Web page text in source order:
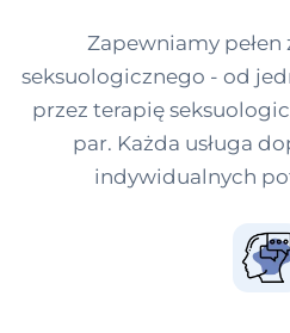
Zapewniamy pełen
seksuologicznego - od
przez terapię
par. Każda usługa
indywidualnych